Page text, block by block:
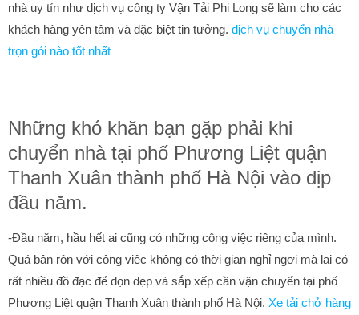
nhà uy tín như dịch vụ công ty Vận Tải Phi Long sẽ làm cho các
khách hàng yên tâm và đặc biệt tin tưởng. dịch vụ chuyển nhà
trọn gói nào tốt nhất
Những khó khăn bạn gặp phải khi
chuyển nhà tại phố Phương Liệt quận
Thanh Xuân thành phố Hà Nội vào dịp
đầu năm.
-Đầu năm, hầu hết ai cũng có những công việc riêng của mình.
Quá bận rộn với công việc không có thời gian nghỉ ngơi mà lại có
rất nhiều đồ đạc để dọn dẹp và sắp xếp cần vận chuyển tại phố
Phương Liệt quận Thanh Xuân thành phố Hà Nội. Xe tải chở hàng